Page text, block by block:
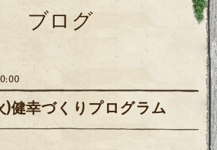
ブログ
)健幸づくりプログラム